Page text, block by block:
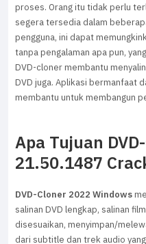
proses. Orang itu tidak perlu
segera tersedia dalam
pengguna, ini dapat
tanpa pengalaman apa pun,
DVD-cloner membantu
DVD juga. Aplikasi bermanfaat
membantu untuk membangun
Apa Tujuan
21.50.1487
DVD-Cloner 2022 Windows
salinan DVD lengkap, salinan
disesuaikan, menyimpan/
dari subtitle dan trek audio